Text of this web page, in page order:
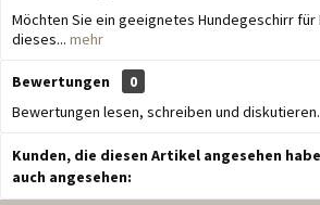
Möchten Sie ein geeignetes Hundegeschirr für
dieses... mehr
Bewertungen
0
Bewertungen lesen, schreiben und
Kunden, die diesen Artikel angesehen
auch angesehen: